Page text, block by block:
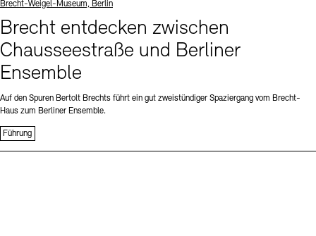
Standort
Brecht-Weigel-Museum, Berlin
Brecht entdecken zwischen
Chausseestraße und Berliner
Ensemble
Auf den Spuren Bertolt Brechts führt ein gut zweistündiger Spaziergang vom Brecht-
Haus zum Berliner Ensemble.
Führung